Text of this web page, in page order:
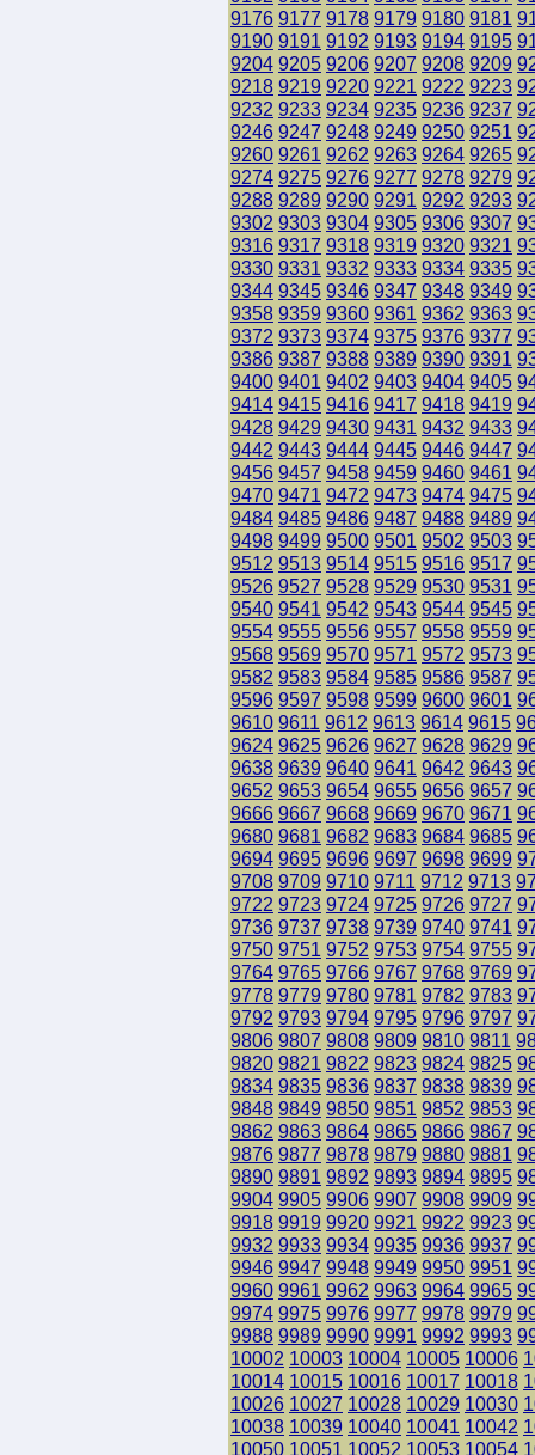
9176 9177 9178 9179 9180 9181
9190 9191 9192 9193 9194 9195
9204 9205 9206 9207 9208 9209
9218 9219 9220 9221 9222 9223
9232 9233 9234 9235 9236 9237
9246 9247 9248 9249 9250 9251
9260 9261 9262 9263 9264 9265
9274 9275 9276 9277 9278 9279
9288 9289 9290 9291 9292 9293
9302 9303 9304 9305 9306 9307
9316 9317 9318 9319 9320 9321
9330 9331 9332 9333 9334 9335
9344 9345 9346 9347 9348 9349
9358 9359 9360 9361 9362 9363
9372 9373 9374 9375 9376 9377
9386 9387 9388 9389 9390 9391
9400 9401 9402 9403 9404 9405
9414 9415 9416 9417 9418 9419
9428 9429 9430 9431 9432 9433
9442 9443 9444 9445 9446 9447
9456 9457 9458 9459 9460 9461
9470 9471 9472 9473 9474 9475
9484 9485 9486 9487 9488 9489
9498 9499 9500 9501 9502 9503
9512 9513 9514 9515 9516 9517
9526 9527 9528 9529 9530 9531
9540 9541 9542 9543 9544 9545
9554 9555 9556 9557 9558 9559
9568 9569 9570 9571 9572 9573
9582 9583 9584 9585 9586 9587
9596 9597 9598 9599 9600 9601
9610 9611 9612 9613 9614 9615
9624 9625 9626 9627 9628 9629
9638 9639 9640 9641 9642 9643
9652 9653 9654 9655 9656 9657
9666 9667 9668 9669 9670 9671
9680 9681 9682 9683 9684 9685
9694 9695 9696 9697 9698 9699
9708 9709 9710 9711 9712 9713
9722 9723 9724 9725 9726 9727
9736 9737 9738 9739 9740 9741
9750 9751 9752 9753 9754 9755
9764 9765 9766 9767 9768 9769
9778 9779 9780 9781 9782 9783
9792 9793 9794 9795 9796 9797
9806 9807 9808 9809 9810 9811
9820 9821 9822 9823 9824 9825
9834 9835 9836 9837 9838 9839
9848 9849 9850 9851 9852 9853
9862 9863 9864 9865 9866 9867
9876 9877 9878 9879 9880 9881
9890 9891 9892 9893 9894 9895
9904 9905 9906 9907 9908 9909
9918 9919 9920 9921 9922 9923
9932 9933 9934 9935 9936 9937
9946 9947 9948 9949 9950 9951
9960 9961 9962 9963 9964 9965
9974 9975 9976 9977 9978 9979
9988 9989 9990 9991 9992 9993
10002 10003 10004 10005 10006
10014 10015 10016 10017 10018
10026 10027 10028 10029 10030
10038 10039 10040 10041 10042
10050 10051 10052 10053 10054